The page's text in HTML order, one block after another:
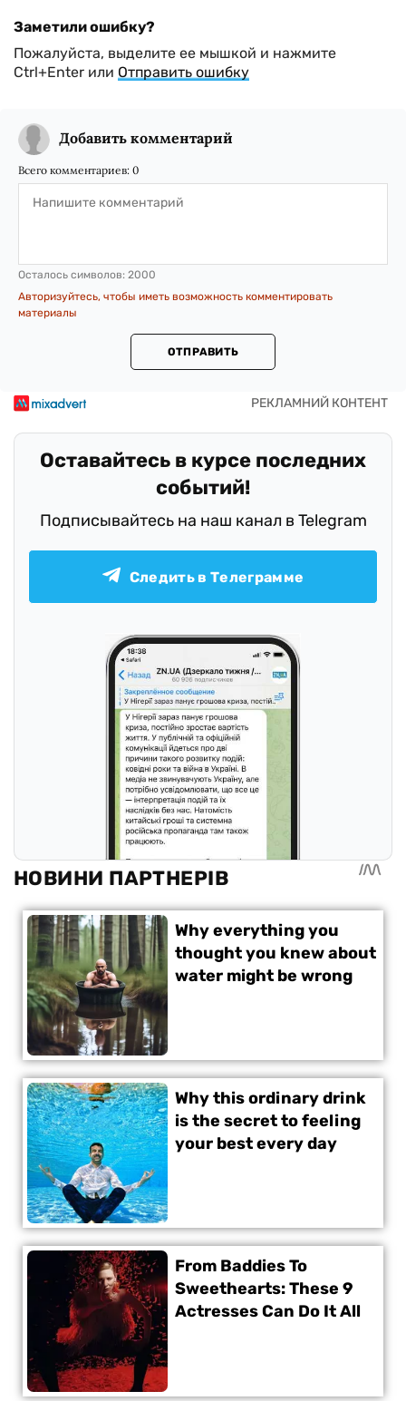
Заметили ошибку?
Пожалуйста, выделите ее мышкой и нажмите
Ctrl+Enter или Отправить ошибку
Добавить комментарий
Всего комментариев: 0
Осталось символов: 2000
Авторизуйтесь, чтобы иметь возможность комментировать
материалы
ОТПРАВИТЬ
Оставайтесь в курсе последних
событий!
Подписывайтесь на наш канал в Telegram
Следить в Телеграмме